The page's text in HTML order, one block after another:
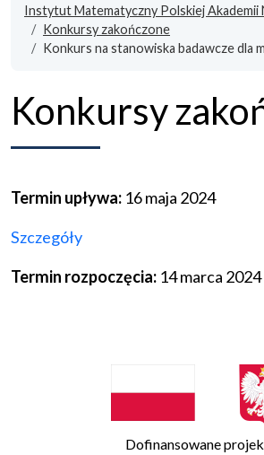
Instytut Matematyczny Polskiej Akademii
Konkursy zakończone
Konkurs na stanowiska badawcze dla
Konkursy
Termin upływa: 16 maja 2024
Szczegóły
Termin rozpoczęcia: 14 marca 2024
Dofinansowane